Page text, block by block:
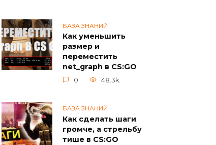
БАЗА ЗНАНИЙ
Как уменьшить
размер и
переместить
net_graph в CS:GO
0 48.3k.
БАЗА ЗНАНИЙ
Как сделать шаги
громче, а стрельбу
тише в CS:GO